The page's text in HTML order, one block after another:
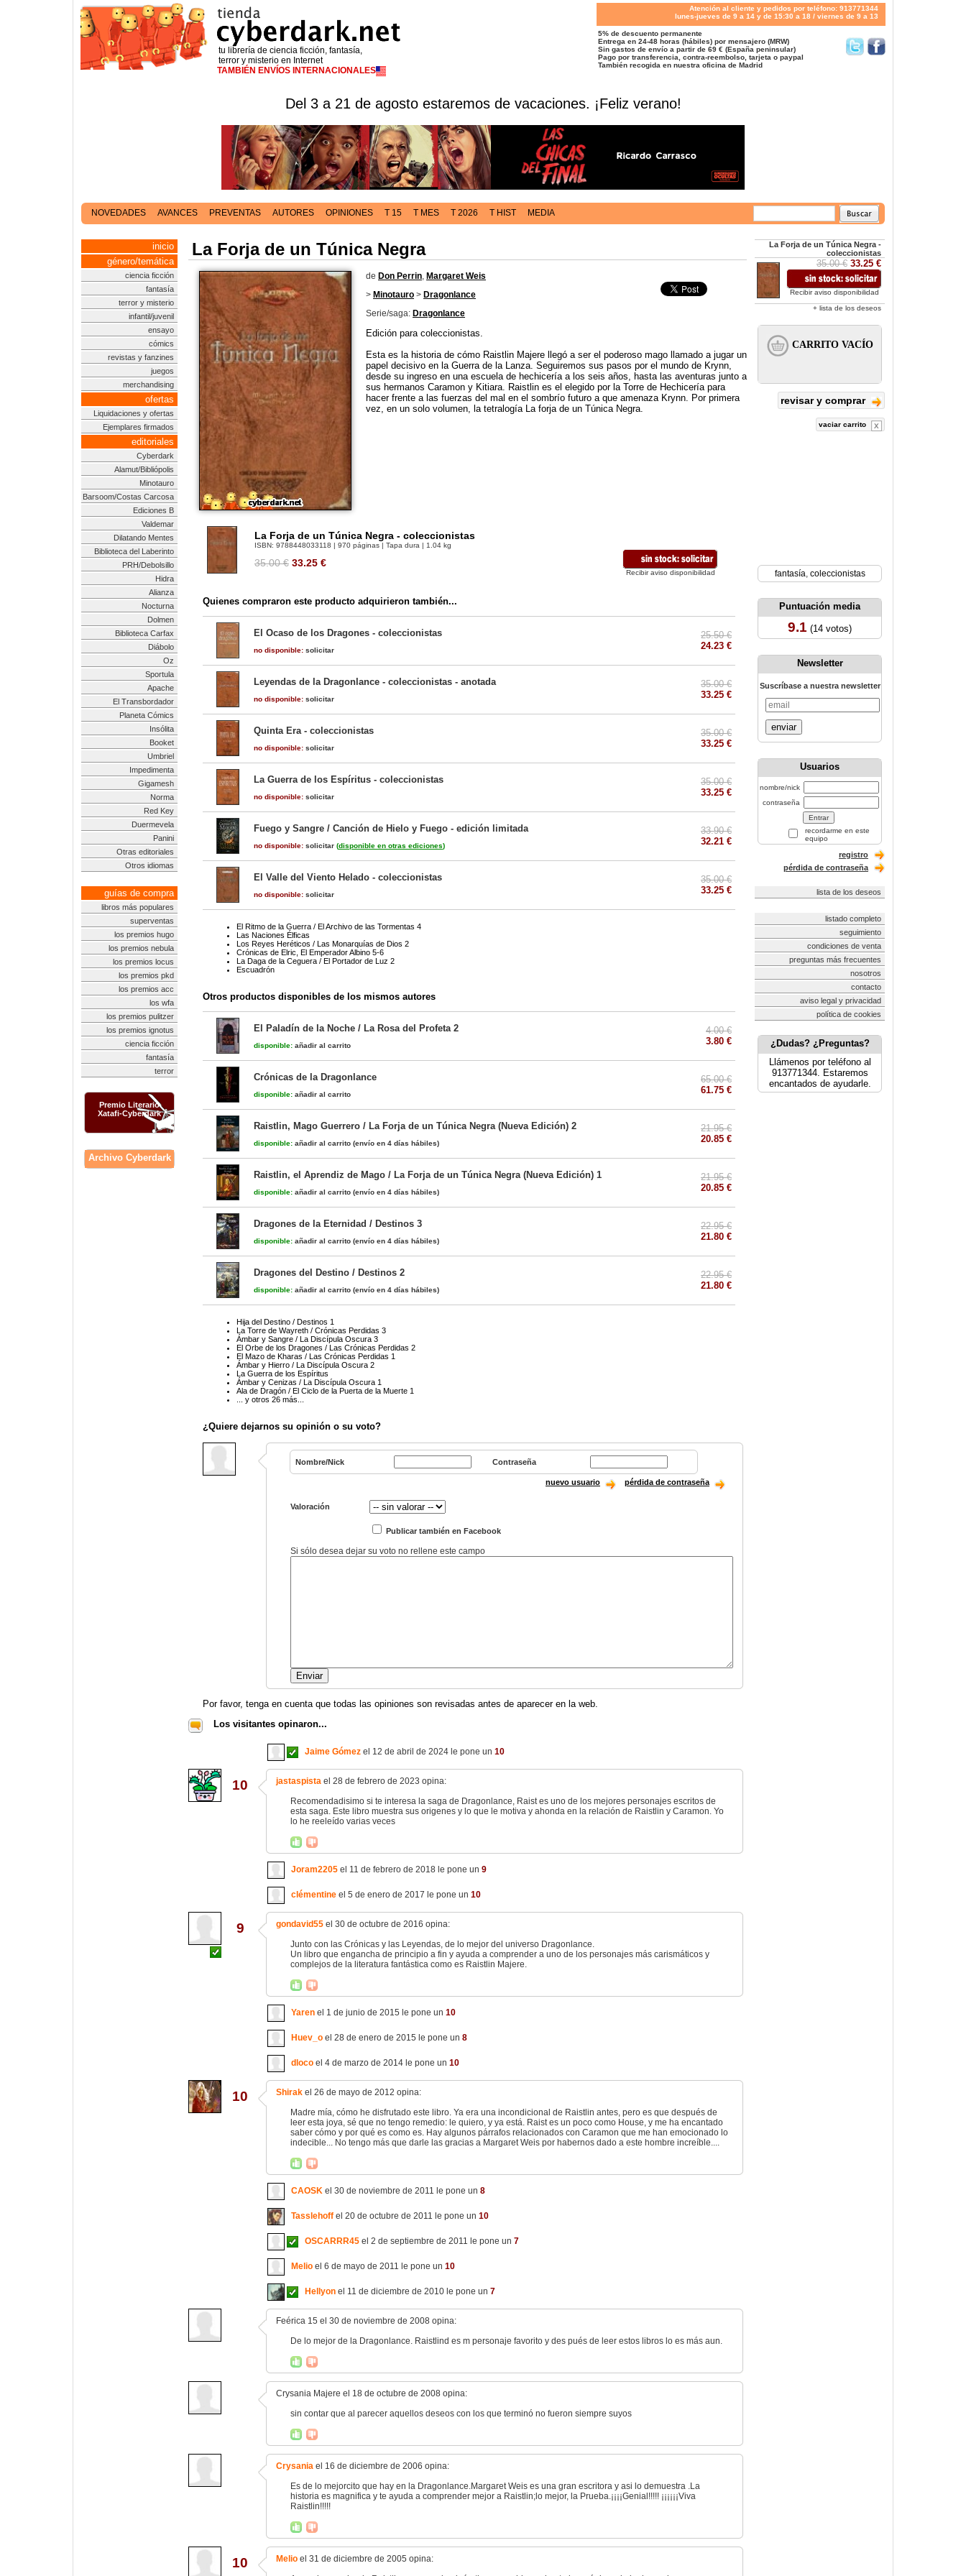
tu librería de ciencia ficción, fantasía,
terror y misterio en Internet
TAMBIÉN ENVÍOS INTERNACIONALES
Atención al cliente y pedidos por teléfono: 913771344
lunes-jueves de 9 a 14 y de 15:30 a 18 / viernes de 9 a 13
5% de descuento permanente
Entrega en 24-48 horas (hábiles) por mensajero (MRW)
Sin gastos de envío a partir de 69 € (España peninsular)
Pago por transferencia, contra-reembolso, tarjeta o paypal
También recogida en nuestra oficina de Madrid
Del 3 a 21 de agosto estaremos de vacaciones. ¡Feliz verano!
NOVEDADES AVANCES PREVENTAS AUTORES OPINIONES T 15 T MES T 2026 T HIST MEDIA
inicio
género/temática
ciencia ficción
fantasía
terror y misterio
infantil/juvenil
ensayo
cómics
revistas y fanzines
juegos
merchandising
ofertas
Liquidaciones y ofertas
Ejemplares firmados
editoriales
Cyberdark
Alamut/Bibliópolis
Minotauro
Barsoom/Costas Carcosa
Ediciones B
Valdemar
Dilatando Mentes
Biblioteca del Laberinto
PRH/Debolsillo
Hidra
Alianza
Nocturna
Dolmen
Biblioteca Carfax
Diábolo
Oz
Sportula
Apache
El Transbordador
Planeta Cómics
Insólita
Booket
Umbriel
Impedimenta
Gigamesh
Norma
Red Key
Duermevela
Panini
Otras editoriales
Otros idiomas
guías de compra
libros más populares
superventas
los premios hugo
los premios nebula
los premios locus
los premios pkd
los premios acc
los wfa
los premios pulitzer
los premios ignotus
ciencia ficción
fantasía
terror
Premio Literario
Xatafi-Cyberdark
Archivo Cyberdark
La Forja de un Túnica Negra
de Don Perrin, Margaret Weis
> Minotauro > Dragonlance
Serie/saga: Dragonlance
Edición para coleccionistas.
Esta es la historia de cómo Raistlin Majere llegó a ser el poderoso mago llamado a jugar un
papel decisivo en la Guerra de la Lanza. Seguiremos sus pasos por el mundo de Krynn,
desde su ingreso en una escuela de hechicería a los seis años, hasta las aventuras junto a
sus hermanos Caramon y Kitiara. Raistlin es el elegido por la Torre de Hechicería para
hacer frente a las fuerzas del mal en el sombrío futuro a que amenaza Krynn. Por primera
vez, en un solo volumen, la tetralogía La forja de un Túnica Negra.
La Forja de un Túnica Negra - coleccionistas
ISBN: 9788448033118 | 970 páginas | Tapa dura | 1.04 kg
35.00 € 33.25 €
Recibir aviso disponibilidad
Quienes compraron este producto adquirieron también...
El Ocaso de los Dragones - coleccionistas
no disponible: solicitar
25.50 €
24.23 €
Leyendas de la Dragonlance - coleccionistas - anotada
no disponible: solicitar
35.00 €
33.25 €
Quinta Era - coleccionistas
no disponible: solicitar
35.00 €
33.25 €
La Guerra de los Espíritus - coleccionistas
no disponible: solicitar
35.00 €
33.25 €
Fuego y Sangre / Canción de Hielo y Fuego - edición limitada
no disponible: solicitar (disponible en otras ediciones)
33.90 €
32.21 €
El Valle del Viento Helado - coleccionistas
no disponible: solicitar
35.00 €
33.25 €
El Ritmo de la Guerra / El Archivo de las Tormentas 4
Las Naciones Élficas
Los Reyes Heréticos / Las Monarquías de Dios 2
Crónicas de Elric, El Emperador Albino 5-6
La Daga de la Ceguera / El Portador de Luz 2
Escuadrón
Otros productos disponibles de los mismos autores
El Paladín de la Noche / La Rosa del Profeta 2
disponible: añadir al carrito
4.00 €
3.80 €
Crónicas de la Dragonlance
disponible: añadir al carrito
65.00 €
61.75 €
Raistlin, Mago Guerrero / La Forja de un Túnica Negra (Nueva Edición) 2
disponible: añadir al carrito (envío en 4 días hábiles)
21.95 €
20.85 €
Raistlin, el Aprendiz de Mago / La Forja de un Túnica Negra (Nueva Edición) 1
disponible: añadir al carrito (envío en 4 días hábiles)
21.95 €
20.85 €
Dragones de la Eternidad / Destinos 3
disponible: añadir al carrito (envío en 4 días hábiles)
22.95 €
21.80 €
Dragones del Destino / Destinos 2
disponible: añadir al carrito (envío en 4 días hábiles)
22.95 €
21.80 €
Hija del Destino / Destinos 1
La Torre de Wayreth / Crónicas Perdidas 3
Ámbar y Sangre / La Discípula Oscura 3
El Orbe de los Dragones / Las Crónicas Perdidas 2
El Mazo de Kharas / Las Crónicas Perdidas 1
Ámbar y Hierro / La Discípula Oscura 2
La Guerra de los Espíritus
Ámbar y Cenizas / La Discípula Oscura 1
Ala de Dragón / El Ciclo de la Puerta de la Muerte 1
... y otros 26 más...
¿Quiere dejarnos su opinión o su voto?
Nombre/Nick Contraseña
nuevo usuario pérdida de contraseña
Valoración
Publicar también en Facebook
Si sólo desea dejar su voto no rellene este campo
Por favor, tenga en cuenta que todas las opiniones son revisadas antes de aparecer en la web.
Los visitantes opinaron...
Jaime Gómez el 12 de abril de 2024 le pone un 10
10 jastaspista el 28 de febrero de 2023 opina:
Recomendadisimo si te interesa la saga de Dragonlance, Raist es uno de los mejores personajes escritos de
esta saga. Este libro muestra sus origenes y lo que le motiva y ahonda en la relación de Raistlin y Caramon. Yo
lo he reeleído varias veces
Joram2205 el 11 de febrero de 2018 le pone un 9
clémentine el 5 de enero de 2017 le pone un 10
9 gondavid55 el 30 de octubre de 2016 opina:
Junto con las Crónicas y las Leyendas, de lo mejor del universo Dragonlance.
Un libro que engancha de principio a fin y ayuda a comprender a uno de los personajes más carismáticos y
complejos de la literatura fantástica como es Raistlin Majere.
Yaren el 1 de junio de 2015 le pone un 10
Huev_o el 28 de enero de 2015 le pone un 8
dloco el 4 de marzo de 2014 le pone un 10
10 Shirak el 26 de mayo de 2012 opina:
Madre mía, cómo he disfrutado este libro. Ya era una incondicional de Raistlin antes, pero es que después de
leer esta joya, sé que no tengo remedio: le quiero, y ya está. Raist es un poco como House, y me ha encantado
saber cómo y por qué es como es. Hay algunos párrafos relacionados con Caramon que me han emocionado lo
indecible... No tengo más que darle las gracias a Margaret Weis por habernos dado a este hombre increíble....
CAOSK el 30 de noviembre de 2011 le pone un 8
Tasslehoff el 20 de octubre de 2011 le pone un 10
OSCARRR45 el 2 de septiembre de 2011 le pone un 7
Melio el 6 de mayo de 2011 le pone un 10
Hellyon el 11 de diciembre de 2010 le pone un 7
Feérica 15 el 30 de noviembre de 2008 opina:
De lo mejor de la Dragonlance. Raistlind es m personaje favorito y des pués de leer estos libros lo es más aun.
Crysania Majere el 18 de octubre de 2008 opina:
sin contar que al parecer aquellos deseos con los que terminó no fueron siempre suyos
Crysania el 16 de diciembre de 2006 opina:
Es de lo mejorcito que hay en la Dragonlance.Margaret Weis es una gran escritora y asi lo demuestra .La
historia es magnifica y te ayuda a comprender mejor a Raistlin;lo mejor, la Prueba.¡¡¡¡Genial!!!!! ¡¡¡¡¡¡Viva
Raistlin!!!!!
10 Melio el 31 de diciembre de 2005 opina:
La Forja de un Túnica Negra -
coleccionistas
35.00 € 33.25 €
Recibir aviso disponibilidad
+ lista de los deseos
revisar y comprar
vaciar carrito
fantasía, coleccionistas
Puntuación media
9.1 (14 votos)
Newsletter
Suscríbase a nuestra newsletter
enviar
Usuarios
nombre/nick
contraseña
recordarme en este
equipo
registro
pérdida de contraseña
lista de los deseos
listado completo
seguimiento
condiciones de venta
preguntas más frecuentes
nosotros
contacto
aviso legal y privacidad
política de cookies
¿Dudas? ¿Preguntas?
Llámenos por teléfono al
913771344. Estaremos
encantados de ayudarle.